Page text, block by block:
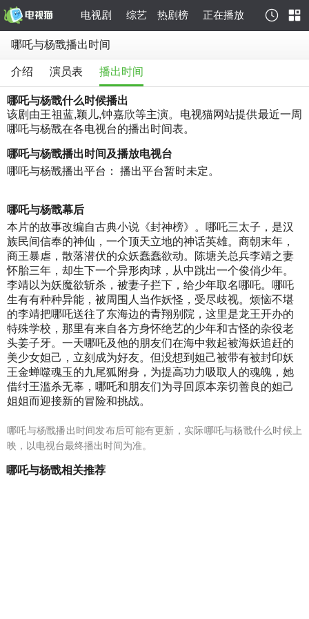
电视剧 综艺 热剧榜 正在播放
哪吒与杨戬播出时间
介绍 演员表 播出时间
哪吒与杨戬什么时候播出
该剧由王祖蓝,颖儿,钟嘉欣等主演。电视猫网站提供最近一周
哪吒与杨戬在各电视台的播出时间表。
哪吒与杨戬播出时间及播放电视台
哪吒与杨戬播出平台： 播出平台暂时未定。
哪吒与杨戬幕后
本片的故事改编自古典小说《封神榜》。哪吒三太子，是汉
族民间信奉的神仙，一个顶天立地的神话英雄。商朝末年，
商王暴虐，散落潜伏的众妖蠢蠢欲动。陈塘关总兵李靖之妻
怀胎三年，却生下一个异形肉球，从中跳出一个俊俏少年。
李靖以为妖魔欲斩杀，被妻子拦下，给少年取名哪吒。哪吒
生有有种种异能，被周围人当作妖怪，受尽歧视。烦恼不堪
的李靖把哪吒送往了东海边的青翔别院，这里是龙王开办的
特殊学校，那里有来自各方身怀绝艺的少年和古怪的杂役老
头姜子牙。一天哪吒及他的朋友们在海中救起被海妖追赶的
美少女妲己，立刻成为好友。但没想到妲己被带有被封印妖
王金蝉噬魂玉的九尾狐附身，为提高功力吸取人的魂魄，她
借纣王滥杀无辜，哪吒和朋友们为寻回原本亲切善良的妲己
姐姐而迎接新的冒险和挑战。
哪吒与杨戬播出时间发布后可能有更新，实际哪吒与杨戬什么时候上
映，以电视台最终播出时间为准。
哪吒与杨戬相关推荐